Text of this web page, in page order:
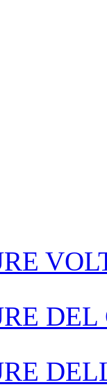
DEL